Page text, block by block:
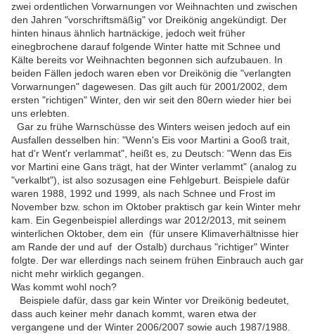
zwei ordentlichen Vorwarnungen vor Weihnachten und zwischen
den Jahren "vorschriftsmäßig" vor Dreikönig angekündigt. Der
hinten hinaus ähnlich hartnäckige, jedoch weit früher
einegbrochene darauf folgende Winter hatte mit Schnee und
Kälte bereits vor Weihnachten begonnen sich aufzubauen. In
beiden Fällen jedoch waren eben vor Dreikönig die "verlangten
Vorwarnungen" dagewesen. Das gilt auch für 2001/2002, dem
ersten "richtigen" Winter, den wir seit den 80ern wieder hier bei
uns erlebten.
Gar zu frühe Warnschüsse des Winters weisen jedoch auf ein
Ausfallen desselben hin: "Wenn's Eis voor Martini a Gooß trait,
hat d'r Went'r verlammat", heißt es, zu Deutsch: "Wenn das Eis
vor Martini eine Gans trägt, hat der Winter verlammt" (analog zu
"verkalbt"), ist also sozusagen eine Fehlgeburt. Beispiele dafür
waren 1988, 1992 und 1999, als nach Schnee und Frost im
November bzw. schon im Oktober praktisch gar kein Winter mehr
kam. Ein Gegenbeispiel allerdings war 2012/2013, mit seinem
winterlichen Oktober, dem ein (für unsere Klimaverhältnisse hier
am Rande der und auf der Ostalb) durchaus "richtiger" Winter
folgte. Der war ellerdings nach seinem frühen Einbrauch auch gar
nicht mehr wirklich gegangen.
Was kommt wohl noch?
Beispiele dafür, dass gar kein Winter vor Dreikönig bedeutet,
dass auch keiner mehr danach kommt, waren etwa der
vergangene und der Winter 2006/2007 sowie auch 1987/1988.